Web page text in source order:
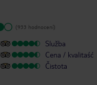
(933 hodnocení)
Služba
Cena / kvalitaść
Čistota